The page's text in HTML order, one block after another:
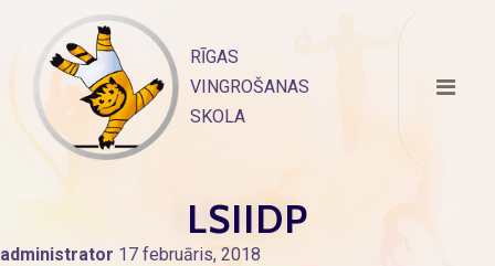
content
RĪGAS
VINGROŠANAS
SKOLA
LSIIDP
administrator 17 februāris, 2018